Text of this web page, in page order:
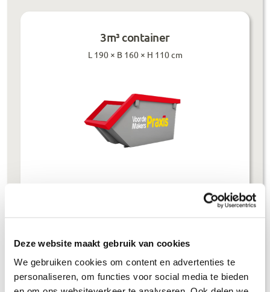
Deze website maakt gebruik van cookies
We gebruiken cookies om content en advertenties te
personaliseren, om functies voor social media te bieden
3m³ container
L 190 × B 160 × H 110 cm
Puinafval €179,-
Houtafval €199,-